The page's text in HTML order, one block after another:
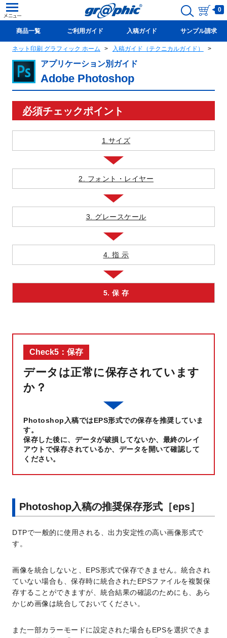
0
商品一覧 ご利用ガイド 入稿ガイド サンプル請求
新規会員登録(無料)
ネット印刷 グラフィック ホーム 入稿ガイド（テクニカルガイド）
アプリケーション別ガイド
Adobe Photoshop
必須チェックポイント
1.サイズ
2. フォント・レイヤー
3. グレースケール
4. 指 示
5. 保 存
Check5：保存
データは正常に保存されています
か？
Photoshop入稿ではEPS形式での保存を推奨していま
す。
保存した後に、データが破損してないか、最終のレイ
アウトで保存されているか、データを開いて確認して
ください。
Photoshop入稿の推奨保存形式［eps］
DTPで一般的に使用される、出力安定性の高い画像形式で
す。
画像を統合しないと、EPS形式で保存できません。統合され
ていない場合も、保存時に統合されたEPSファイルを複製保
存することができますが、統合結果の確認のためにも、あら
かじめ画像は統合しておいてください。
また一部カラーモードに設定された場合もEPSを選択できま